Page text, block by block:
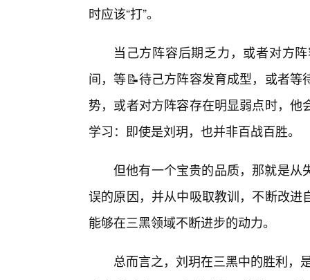
时应该“打”。
当己方阵容后期乏力，或者对方
间，等📝待己方阵容发育成型，或者
势，或者对方阵容存在明显弱点时，
学习：即使是刘玥，也并非百战百胜。
但他有一个宝贵的品质，那就是从
误的原因，并从中吸取教训，不断改
能够在三黑领域不断进步的动力。
总而言之，刘玥在三黑中的胜利，